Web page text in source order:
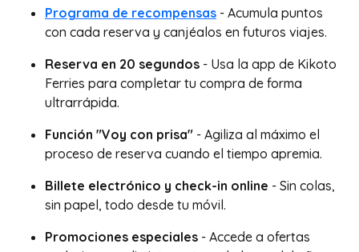
Programa de recompensas - Acumula puntos
con cada reserva y canjéalos en futuros viajes.
Reserva en 20 segundos - Usa la app de Kikoto
Ferries para completar tu compra de forma
ultrarrápida.
Función "Voy con prisa" - Agiliza al máximo el
proceso de reserva cuando el tiempo apremia.
Billete electrónico y check-in online - Sin colas,
sin papel, todo desde tu móvil.
Promociones especiales - Accede a ofertas